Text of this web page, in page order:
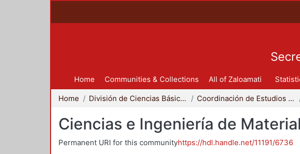
Home Communities & Collections All of Zaloamati
Home División de Ciencias Básicas e Ingeniería Coordinación de Estudios de Posgrado - CBI
Ciencias e Ingeniería de
Permanent URI for this communityhttps://hdl.handle.net/11191/6736